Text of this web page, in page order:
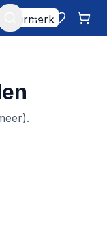
Mijn account